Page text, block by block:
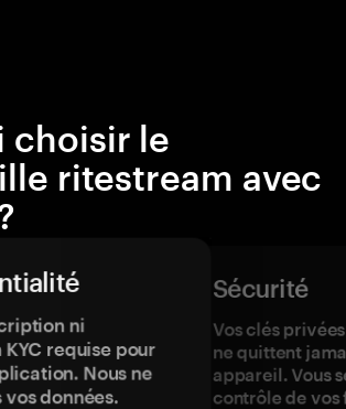
choisir le
ritestream avec
ni
requise pour
Nous ne
vos données.
Sécurité
Vos clés
ne quittent
appareil. Vous
contrôle de vos